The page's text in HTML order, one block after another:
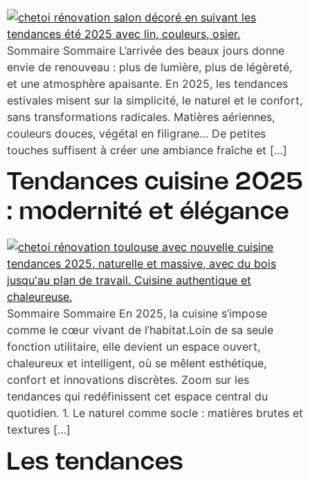
Sommaire Sommaire L’arrivée des beaux jours donne
envie de renouveau : plus de lumière, plus de légèreté,
et une atmosphère apaisante. En 2025, les tendances
estivales misent sur la simplicité, le naturel et le confort,
sans transformations radicales. Matières aériennes,
couleurs douces, végétal en filigrane… De petites
touches suffisent à créer une ambiance fraîche et […]
Tendances cuisine 2025
: modernité et élégance
Sommaire Sommaire En 2025, la cuisine s’impose
comme le cœur vivant de l’habitat.Loin de sa seule
fonction utilitaire, elle devient un espace ouvert,
chaleureux et intelligent, où se mêlent esthétique,
confort et innovations discrètes. Zoom sur les
tendances qui redéfinissent cet espace central du
quotidien. 1. Le naturel comme socle : matières brutes et
textures […]
Les tendances